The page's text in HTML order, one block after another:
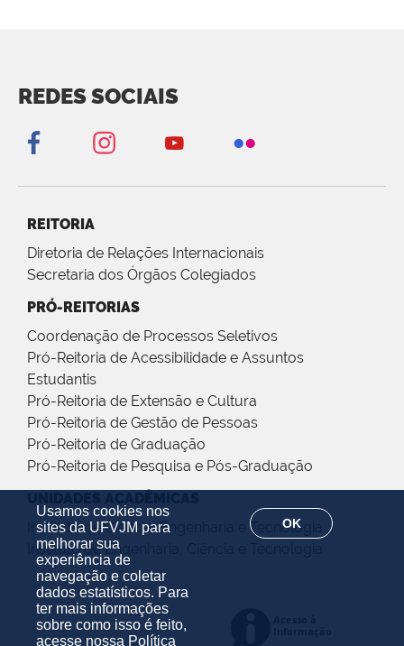
Usamos cookies nos
sites da UFVJM para
melhorar sua
experiência de
navegação e coletar
dados estatísticos. Para
ter mais informações
sobre como isso é feito,
acesse nossa Política
OK
REDES SOCIAIS
REITORIA
Diretoria de Relações Internacionais
Secretaria dos Órgãos Colegiados
PRÓ-REITORIAS
Coordenação de Processos Seletivos
Pró-Reitoria de Acessibilidade e Assuntos
Estudantis
Pró-Reitoria de Extensão e Cultura
Pró-Reitoria de Gestão de Pessoas
Pró-Reitoria de Graduação
Pró-Reitoria de Pesquisa e Pós-Graduação
Instituto de Ciência, Engenharia e Tecnologia
Instituto de Engenharia, Ciência e Tecnologia